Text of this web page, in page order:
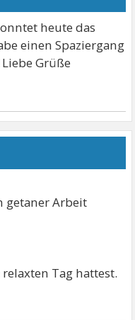
heute das
einen Spaziergang
Grüße
getaner Arbeit
Tag hattest.